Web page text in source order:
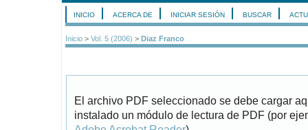
INICIO ACERCA DE INICIAR SESIÓN BUSCAR
Inicio > Vol. 5 (2006) > Diaz Franco
El archivo PDF seleccionado se debe cargar
instalado un módulo de lectura de PDF (por